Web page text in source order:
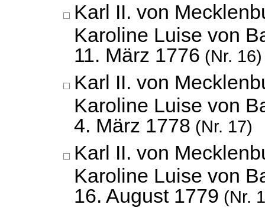
Karl II. von
Karoline Luise von
11. März 1776 (Nr. 16)
Karl II. von
Karoline Luise von
4. März 1778 (Nr. 17)
Karl II. von
Karoline Luise von
16. August 1779 (Nr.